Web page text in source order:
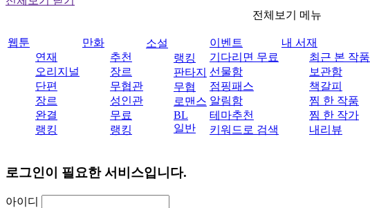
전체보기 메뉴
웹툰
연재
오리지널
단편
장르
완결
랭킹
만화
추천
장르
무협관
성인관
무료
랭킹
소설
랭킹
판타지
무협
로맨스
BL
일반
이벤트
기다리면 무료
선물함
점핑패스
알림함
테마추천
키워드로 검색
내 서재
최근 본 작품
보관함
책갈피
찜 한 작품
찜 한 작가
내리뷰
로그인이 필요한 서비스입니다.
아이디